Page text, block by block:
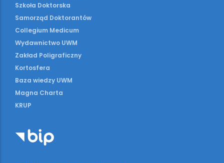
Szkoła Doktorska
Samorząd Doktorantów
Collegium Medicum
Wydawnictwo UWM
Zakład Poligraficzny
Kortosfera
Baza wiedzy UWM
Magna Charta
KRUP